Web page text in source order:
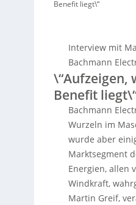
Benefit liegt\“
Interview mit
Bachmann
\“Aufzeigen,
Benefit
Bachmann
Wurzeln im
wurde aber
Marktsegment
Energien, allen
Windkraft,
Martin Greif,